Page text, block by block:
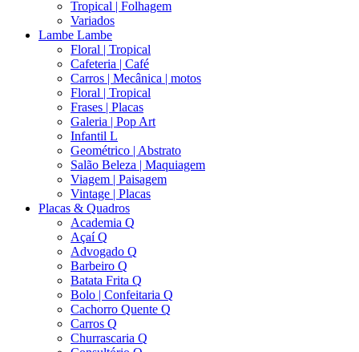
Tropical | Folhagem
Variados
Lambe Lambe
Floral | Tropical
Cafeteria | Café
Carros | Mecânica | motos
Floral | Tropical
Frases | Placas
Galeria | Pop Art
Infantil L
Geométrico | Abstrato
Salão Beleza | Maquiagem
Viagem | Paisagem
Vintage | Placas
Placas & Quadros
Academia Q
Açaí Q
Advogado Q
Barbeiro Q
Batata Frita Q
Bolo | Confeitaria Q
Cachorro Quente Q
Carros Q
Churrascaria Q